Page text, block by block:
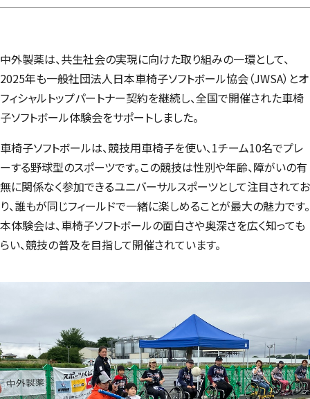
中外製薬は、共生社会の実現に向けた取り組みの一環として、
2025年も一般社団法人日本車椅子ソフトボール協会（JWSA）とオ
フィシャルトップパートナー契約を継続し、全国で開催された車椅
子ソフトボール体験会をサポートしました。
車椅子ソフトボールは、競技用車椅子を使い、1チーム10名でプレ
ーする野球型のスポーツです。この競技は性別や年齢、障がいの有
無に関係なく参加できるユニバーサルスポーツとして注目されてお
り、誰もが同じフィールドで一緒に楽しめることが最大の魅力です。
本体験会は、車椅子ソフトボールの面白さや奥深さを広く知っても
らい、競技の普及を目指して開催されています。